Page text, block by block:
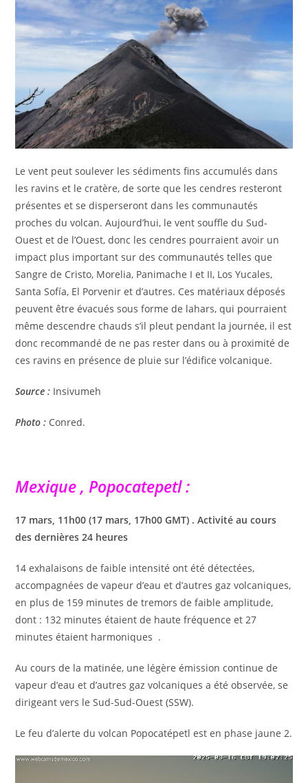
Le vent peut soulever les sédiments fins accumulés dans
les ravins et le cratère, de sorte que les cendres resteront
présentes et se disperseront dans les communautés
proches du volcan. Aujourd’hui, le vent souffle du Sud-
Ouest et de l’Ouest, donc les cendres pourraient avoir un
impact plus important sur des communautés telles que
Sangre de Cristo, Morelia, Panimache I et II, Los Yucales,
Santa Sofía, El Porvenir et d’autres. Ces matériaux déposés
peuvent être évacués sous forme de lahars, qui pourraient
même descendre chauds s’il pleut pendant la journée, il est
donc recommandé de ne pas rester dans ou à proximité de
ces ravins en présence de pluie sur l’édifice volcanique.
Source : Insivumeh
Photo : Conred.
Mexique , Popocatepetl :
17 mars, 11h00 (17 mars, 17h00 GMT) . Activité au cours
des dernières 24 heures
14 exhalaisons de faible intensité ont été détectées,
accompagnées de vapeur d’eau et d’autres gaz volcaniques,
en plus de 159 minutes de tremors de faible amplitude,
dont : 132 minutes étaient de haute fréquence et 27
minutes étaient harmoniques .
Au cours de la matinée, une légère émission continue de
vapeur d’eau et d’autres gaz volcaniques a été observée, se
dirigeant vers le Sud-Sud-Ouest (SSW).
Le feu d’alerte du volcan Popocatépetl est en phase jaune 2.